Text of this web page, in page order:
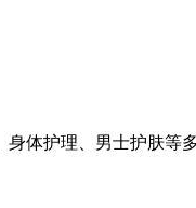
体护理、男士护肤等